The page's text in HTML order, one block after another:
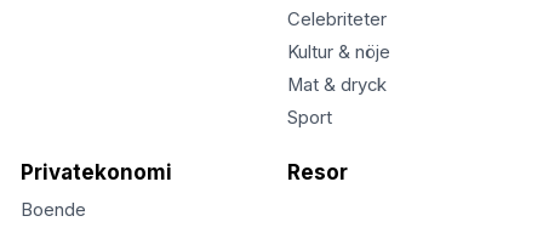
Celebriteter
Kultur & nöje
Mat & dryck
Sport
Privatekonomi
Boende
Resor